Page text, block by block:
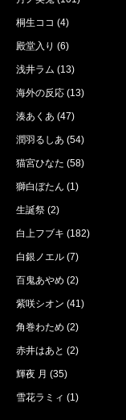
桐生ココ (4)
殿堂入り (6)
浅井ラム (13)
海外の反応 (13)
湊あくあ (47)
潤羽るしあ (54)
猫宮ひなた (58)
獅白ぼたん (1)
生誕祭 (2)
白上フブキ (182)
白銀ノエル (7)
百鬼あやめ (2)
紫咲シオン (41)
角巻わため (2)
赤井はあと (2)
輝夜 月 (35)
雪花ラミィ (1)